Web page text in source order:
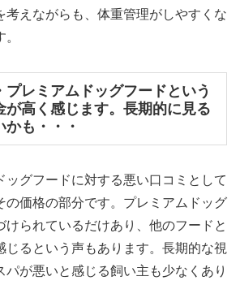
考えながらも、体重管理がしやすくな
プレミアムドッグフードという
が高く感じます。長期的に見る
かも・・・
ッグフードに対する悪い口コミとして
の価格の部分です。プレミアムドッグ
けられているだけあり、他のフードと
じるという声もあります。長期的な視
パが悪いと感じる飼い主も少なくあり